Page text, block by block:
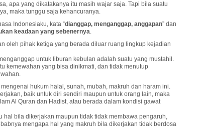
apa yang dikatakanya itu masih wajar saja. Tapi bila suatu
maka tunggu saja kehancuranya.
Indonesiaku, kata “dianggap, menganggap, anggapan” dan
keadaan yang sebenernya.
oleh pihak ketiga yang berada diluar ruang lingkup kejadian
untuk liburan kebulan adalah suatu yang mustahil.
kemewahan yang bisa dinikmati, dan tidak menutup
hukum halal, sunah, mubah, makruh dan haram ini.
baik untuk diri sendiri maupun untuk orang lain, maka
Al Quran dan Hadist, atau berada dalam kondisi gawat
bila dikerjakan maupun tidak tidak membawa pengaruh,
mengapa hal yang makruh bila dikerjakan tidak berdosa